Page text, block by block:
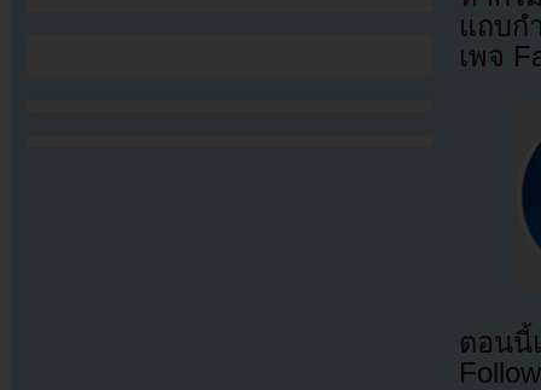
แถบก
เพจ
ตอนนี้